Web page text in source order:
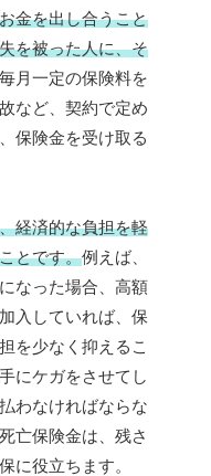
金を出し合うこと
を被った人に、そ
月一定の保険料を
など、契約で定め
保険金を受け取る
経済的な負担を軽
とです。例えば、
なった場合、高額
入していれば、保
を少なく抑えるこ
にケガをさせてし
わなければならな
亡保険金は、残さ
に役立ちます。